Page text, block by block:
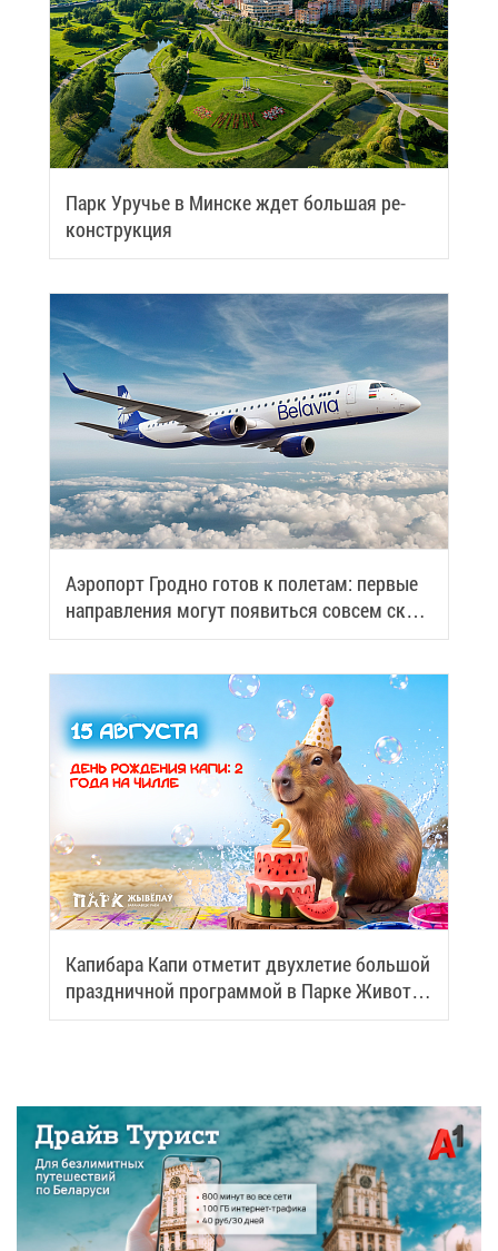
Парк Уру­чье в Мин­ске ждет боль­шая ре­
кон­струк­ция
Аэро­порт Грод­но го­тов к по­ле­там: пер­вые
на­прав­ле­ния мо­гут по­явить­ся со­всем ско­
ро
Ка­пи­ба­ра Ка­пи от­ме­тит двух­ле­тие боль­шой
празд­нич­ной про­грам­мой в Пар­ке Жи­вот­
ных